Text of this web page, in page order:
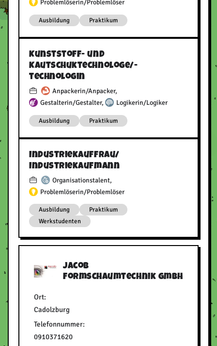
Problemlöserin/Problemlöser
Ausbildung Praktikum
Kunststoff- und
Kautschuktechnologe/​-
technologin
Anpackerin/Anpacker,
Gestalterin/Gestalter, Logikerin/Logiker
Ausbildung Praktikum
Industriekauffrau/​
Industriekaufmann
Organisationstalent,
Problemlöserin/Problemlöser
Ausbildung
Praktikum
Werkstudenten
Jacob
Formschaumtechnik GmbH
Ort:
Cadolzburg
Telefonnummer:
0910371620